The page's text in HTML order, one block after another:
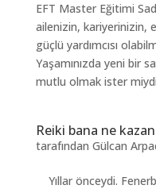
EFT Master Eğitimi
ailenizin, kariyerinizin,
güçlü yardımcısı
Yaşamınızda yeni bir
mutlu olmak ister
Reiki bana ne
tarafından Gülcan
Yıllar önceydi.